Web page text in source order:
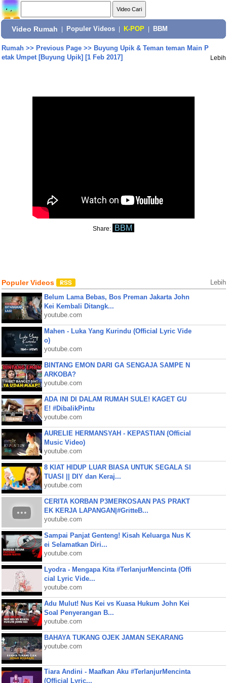
Video Rumah Populer Videos K-POP BBM
Rumah>> Previous Page>> Buyung Upik & Teman teman Main P
etak Umpet [Buyung Upik] [1 Feb 2017]
Lebih
Share: BBM
Populer Videos Lebih
Belum Lama Bebas, Bos Preman Jakarta John
Kei Kembali Ditangk...
youtube.com
Mahen - Luka Yang Kurindu (Official Lyric Vide
o)
youtube.com
BINTANG EMON DARI GA SENGAJA SAMPE N
ARKOBA?
youtube.com
ADA INI DI DALAM RUMAH SULE! KAGET GU
E! #DibalikPintu
youtube.com
AURELIE HERMANSYAH - KEPASTIAN (Official
Music Video)
youtube.com
8 KIAT HIDUP LUAR BIASA UNTUK SEGALA SI
TUASI || DIY dan Keraj...
youtube.com
CERITA KORBAN P3MERKOSAAN PAS PRAKT
EK KERJA LAPANGAN|#GritteB...
youtube.com
Sampai Panjat Genteng! Kisah Keluarga Nus K
ei Selamatkan Diri...
youtube.com
Lyodra - Mengapa Kita #TerlanjurMencinta (Offi
cial Lyric Vide...
youtube.com
Adu Mulut! Nus Kei vs Kuasa Hukum John Kei
Soal Penyerangan B...
youtube.com
BAHAYA TUKANG OJEK JAMAN SEKARANG
youtube.com
Tiara Andini - Maafkan Aku #TerlanjurMencinta
(Official Lyric...